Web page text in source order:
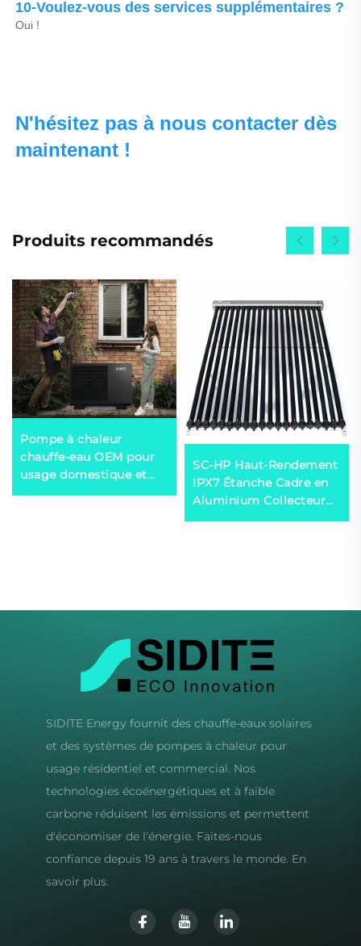
Oui !
N'hésitez pas à nous contacter dès
maintenant !
Produits recommandés
Pompe à chaleur
chauffe-eau OEM pour
usage domestique et
commercial Logo
SC-HP Haut-Rendement
IPX7 Étanche Cadre en
Aluminium Collecteur
SIDITE Energy fournit des chauffe-eaux solaires
et des systèmes de pompes à chaleur pour
usage résidentiel et commercial. Nos
technologies écoénergétiques et à faible
carbone réduisent les émissions et permettent
d'économiser de l'énergie. Faites-nous
confiance depuis 19 ans à travers le monde. En
savoir plus.